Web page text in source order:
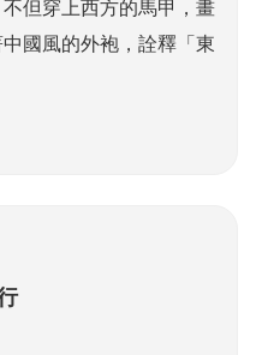
但穿上西方的馬甲，畫
國風的外袍，詮釋「東